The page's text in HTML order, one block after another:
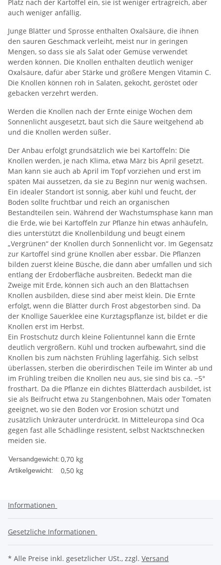
Platz nach der Kartoffel ein, sie ist weniger ertragreich, aber
auch weniger anfällig.
Junge Blätter und Sprosse enthalten Oxalsäure, die ihnen
den sauren Geschmack verleiht, meist nur in geringen
Mengen, so dass sie als Salat oder Gemüse verwendet
werden können. Die Knollen enthalten deutlich weniger
Oxalsäure, dafür aber Stärke und größere Mengen Vitamin C.
Die Knollen können roh in Salaten, gekocht, geröstet oder
gebacken verzehrt werden.
Werden die Knollen nach der Ernte einige Wochen dem
Sonnenlicht ausgesetzt, baut sich die Säure weitgehend ab
und die Knollen werden süßer.
Der Anbau erfolgt grundsätzlich wie bei Kartoffeln: Die
Knollen werden, je nach Klima, etwa März bis April gesetzt.
Man kann sie auch ab April im Topf vorziehen und erst im
späten Mai aussetzen, da sie zu Beginn nur wenig wachsen.
Ein idealer Standort ist sonnig, aber kühl und feucht, der
Boden sollte fruchtbar und reich an organischen
Bestandteilen sein. Während der Wachstumsphase kann man
die Erde, wie bei Kartoffeln zur Pflanze hin etwas anhäufeln,
dies unterstützt die Knollenbildung und beugt einem
„Vergrünen“ der Knollen durch Sonnenlicht vor. Im Gegensatz
zur Kartoffel sind grüne Knollen aber essbar. Die Pflanzen
bilden zuerst kleine Büsche, die dann aber umfallen und sich
entlang der Erdoberfläche ausbreiten. Bedeckt man die
Zweige mit Erde, können sich auch an den Blattachsen
Knollen ausbilden, diese sind aber meist klein. Die Ernte
erfolgt, wenn die Blätter durch Frost abgestorben sind. Da
der Knollige Sauerklee eine Kurztagspflanze ist, bildet er die
Knollen erst im Herbst.
Ein Frostschutz durch kleine Folientunnel kann die Ernte
deutlich vergrößern. Kühl und trocken aufbewahrt, sind die
Knollen bis zum nächsten Frühling lagerfähig. Sich selbst
überlassen, sterben die oberirdischen Teile im Winter ab und
im Frühling treiben die Knollen neu aus, sie sind bis ca. −5°
frosthart. Da die Pflanze ein dichtes Blätterdach ausbildet, ist
sie als Beifrucht etwa zu Stangenbohnen, Mais oder Tomaten
geeignet, wo sie den Boden vor Erosion schützt und
zusätzlich Unkräuter unterdrückt. In Mitteleuropa sind Oca
gegen fast alle Schädlinge resistent, selbst Nacktschnecken
meiden sie.
Versandgewicht:0,70 kg
Artikelgewicht: 0,50 kg
Informationen
Gesetzliche Informationen
* Alle Preise inkl. gesetzlicher USt., zzgl. Versand